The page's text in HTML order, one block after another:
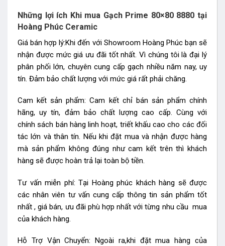
Những lợi ích Khi mua Gạch Prime 80×80 8880 tại
Hoàng Phúc Ceramic
Giá bán hợp lý:Khi đến với Showroom Hoàng Phúc bạn sẽ
nhận được mức giá ưu đãi tốt nhất. Vì chúng tôi là đại lý
phân phối lớn, chuyên cung cấp gạch nhiều năm nay, uy
tín. Đảm bảo chất lượng với mức giá rất phải chăng.
Cam kết sản phẩm: Cam kết chỉ bán sản phẩm chính
hãng, uy tín, đảm bảo chất lượng cao cấp. Cùng với
chính sách bán hàng linh hoạt, triết khấu cao cho các đối
tác lớn và thân tín. Nếu khi đặt mua và nhận được hàng
mà sản phẩm không đúng như cam kết trên thì khách
hàng sẽ được hoàn trả lại toàn bộ tiền.
Tư vấn miễn phí: Tại Hoàng phúc khách hàng sẽ được
các nhân viên tư vấn cung cấp thông tin sản phẩm tốt
nhất , giá bán, ưu đãi phù hợp nhất với từng nhu cầu mua
của khách hàng.
Hỗ Trợ Vận Chuyển: Ngoài ra,khi đặt mua hàng của